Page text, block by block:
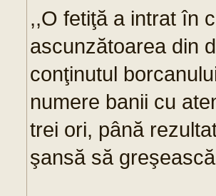
,,O fetiţă a intrat în
ascunzătoarea din
conţinutul
numere banii cu
trei ori, până
şansă să